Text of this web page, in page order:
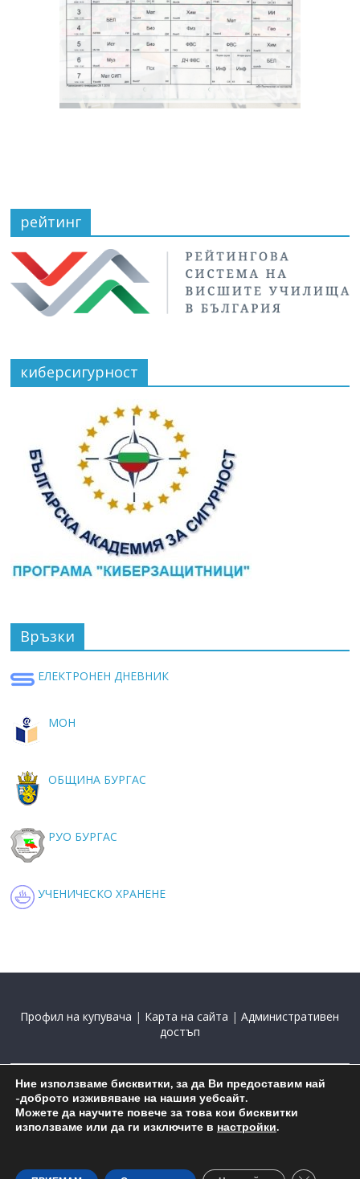
рейтинг
киберсигурност
Връзки
ЕЛЕКТРОНЕН ДНЕВНИК
МОН
ОБЩИНА БУРГАС
РУО БУРГАС
УЧЕНИЧЕСКО ХРАНЕНЕ
Профил на купувача | Карта на сайта |Административен
достъп
2015-2025 С подкрепата наНиколай Комнев
Ние използваме бисквитки, за да Ви предоставим най
-доброто изживяване на нашия уебсайт.
Можете да научите повече за това кои бисквитки
използваме или да ги изключите в настройки.